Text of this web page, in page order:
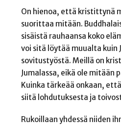
On hienoa, että kristittynä
suorittaa mitään.
sisäistä rauhaansa koko
voi sitä löytää muualta kuin
sovitustyöstä. Meillä on
Jumalassa, eikä ole mitään
Kuinka tärkeää onkaan,
siitä lohdutuksesta ja
Rukoillaan yhdessä niiden